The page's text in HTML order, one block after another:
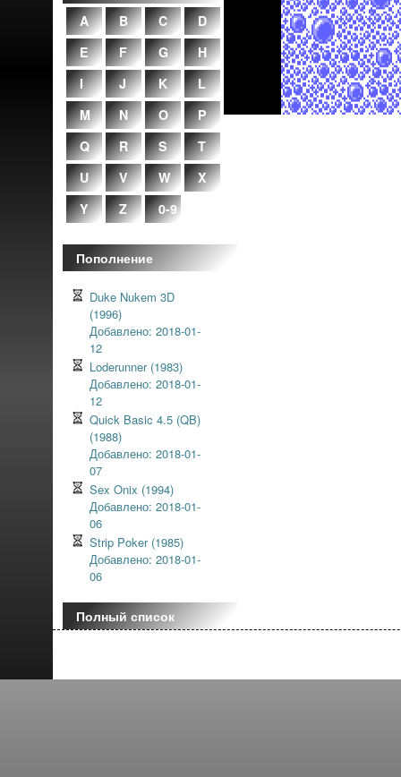
A
B C
D
E
F G
H
I
J K
L
M
N O
P
Q
R S
T
U
V W
X
Y
Z 0-9
Пополнение
Duke Nukem 3D
(1996)
Добавлено: 2018-01-
12
Loderunner (1983)
Добавлено: 2018-01-
12
Quick Basic 4.5 (QB)
(1988)
Добавлено: 2018-01-
07
Sex Onix (1994)
Добавлено: 2018-01-
06
Strip Poker (1985)
Добавлено: 2018-01-
06
Полный список